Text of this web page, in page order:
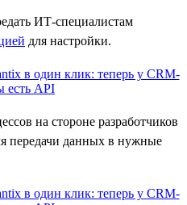
ИТ-специалистам
для настройки.
на стороне разработчиков
передачи данных в нужные